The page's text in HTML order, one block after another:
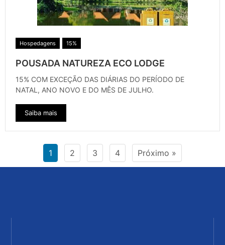
Hospedagens 15%
POUSADA NATUREZA ECO LODGE
15% COM EXCEÇÃO DAS DIÁRIAS DO PERÍODO DE
NATAL, ANO NOVO E DO MÊS DE JULHO.
Saiba mais
1 2 3 4 Próximo »